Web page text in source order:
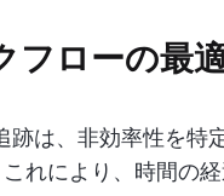
フローの最
跡は、非効率性を特
れにより、時間の